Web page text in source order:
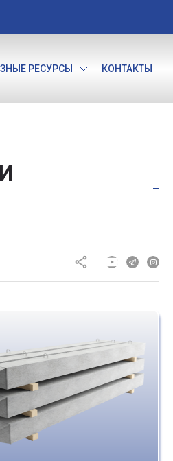
РЕСУРСЫ КОНТАКТЫ